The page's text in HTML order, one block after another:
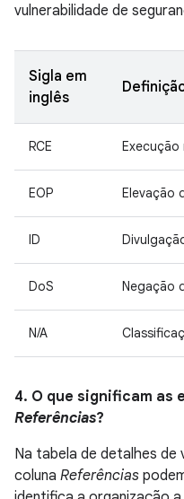
vulnerabilidade de
Sigla em
inglês
RCE
EOP Elevação
ID
DoS Negação
N/A
4. O que significam as
Referências?
Na tabela de detalhes de
coluna Referências